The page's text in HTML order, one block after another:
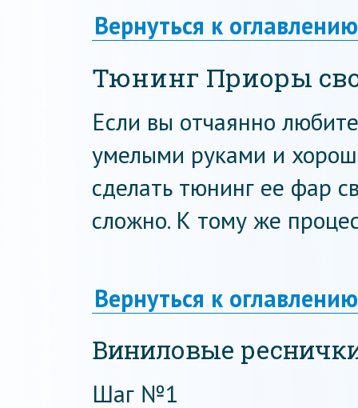
Вернуться к оглавлению
Тюнинг Приоры
Если вы отчаянно
умелыми руками и
сделать тюнинг ее фар
сложно. К тому же
Вернуться к оглавлению
Виниловые
Шаг №1